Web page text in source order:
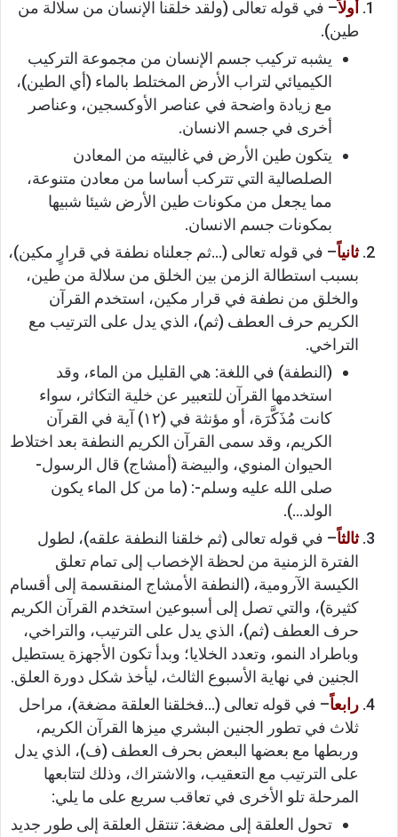
أولاً– في قوله تعالى (ولقد خلقنا الإنسان من سلالة من
طين).
يشبه تركيب جسم الإنسان من مجموعة التركيب
الكيميائي لتراب الأرض المختلط بالماء (أي الطين)،
مع زيادة واضحة في عناصر الأوكسجين، وعناصر
أخرى في جسم الانسان.
يتكون طين الأرض في غالبيته من المعادن
الصلصالية التي تتركب أساسا من معادن متنوعة،
مما يجعل من مكونات طين الأرض شيئا شبيها
بمكونات جسم الانسان.
ثانياً– في قوله تعالى (…ثم جعلناه نطفة في قرارٍ مكين)،
بسبب استطالة الزمن بين الخلق من سلالة من طين،
والخلق من نطفة في قرار مكين، استخدم القرآن
الكريم حرف العطف (ثم)، الذي يدل على الترتيب مع
التراخي.
(النطفة) في اللغة: هي القليل من الماء، وقد
استخدمها القرآن للتعبير عن خلية التكاثر، سواء
كانت مُذَكَّرَة، أو مؤنثة في (١٢) آية في القرآن
الكريم، وقد سمى القرآن الكريم النطفة بعد اختلاط
الحيوان المنوي، والبيضة (أمشاج) قال الرسول-
صلى الله عليه وسلم-: (ما من كل الماء يكون
الولد…).
ثالثاً– في قوله تعالى (ثم خلقنا النطفة علقه)، لطول
الفترة الزمنية من لحظة الإخصاب إلى تمام تعلق
الكيسة الآرومية، (النطفة الأمشاج المنقسمة إلى أقسام
كثيرة)، والتي تصل إلى أسبوعين استخدم القرآن الكريم
حرف العطف (ثم)، الذي يدل على الترتيب، والتراخي،
وباطراد النمو، وتعدد الخلايا؛ وبدأ تكون الأجهزة يستطيل
الجنين في نهاية الأسبوع الثالث، ليأخذ شكل دورة العلق.
رابعاً– في قوله تعالى (…فخلقنا العلقة مضغة)، مراحل
ثلاث في تطور الجنين البشري ميزها القرآن الكريم،
وربطها مع بعضها البعض بحرف العطف (ف)، الذي يدل
على الترتيب مع التعقيب، والاشتراك، وذلك لتتابعها
المرحلة تلو الأخرى في تعاقب سريع على ما يلي:
تحول العلقة إلى مضغة: تنتقل العلقة إلى طور جديد